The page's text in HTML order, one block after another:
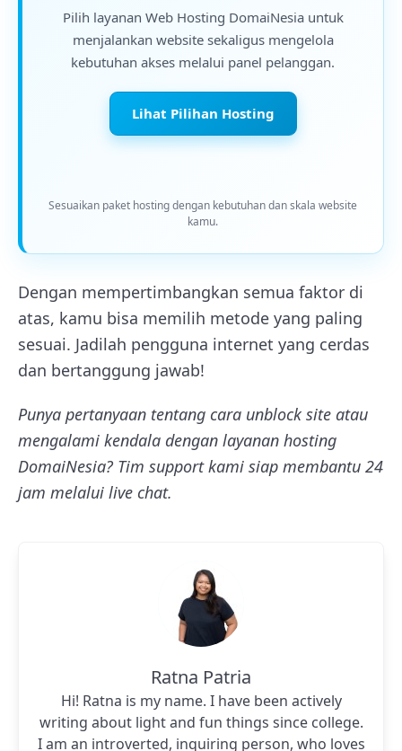
Pilih layanan Web Hosting DomaiNesia untuk
menjalankan website sekaligus mengelola
kebutuhan akses melalui panel pelanggan.
Lihat Pilihan Hosting
Sesuaikan paket hosting dengan kebutuhan dan skala website
kamu.
Dengan mempertimbangkan semua faktor di
atas, kamu bisa memilih metode yang paling
sesuai. Jadilah pengguna internet yang cerdas
dan bertanggung jawab!
Punya pertanyaan tentang cara unblock site atau
mengalami kendala dengan layanan hosting
DomaiNesia? Tim support kami siap membantu 24
jam melalui live chat.
Ratna Patria
Hi! Ratna is my name. I have been actively
writing about light and fun things since college.
I am an introverted, inquiring person, who loves